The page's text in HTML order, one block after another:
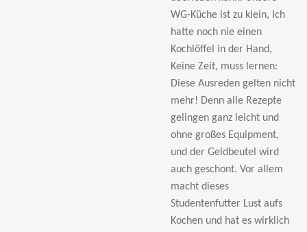
WG-Küche ist zu klein, Ich
hatte noch nie einen
Kochlöffel in der Hand,
Keine Zeit, muss lernen:
Diese Ausreden gelten nicht
mehr! Denn alle Rezepte
gelingen ganz leicht und
ohne großes Equipment,
und der Geldbeutel wird
auch geschont. Vor allem
macht dieses
Studentenfutter Lust aufs
Kochen und hat es wirklich